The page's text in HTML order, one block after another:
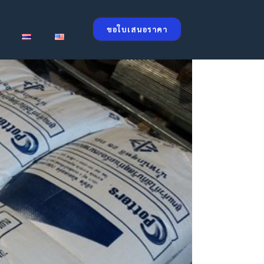
ขอใบเสนอราคา